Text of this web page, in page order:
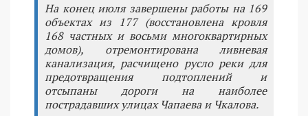
На конец июля завершены работы на 169
объектах из 177 (восстановлена кровля
168 частных и восьми многоквартирных
домов), отремонтирована ливневая
канализация, расчищено русло реки для
предотвращения подтоплений и
отсыпаны дороги на наиболее
пострадавших улицах Чапаева и Чкалова.